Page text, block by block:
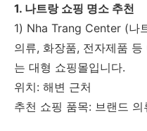
1. 나트랑 쇼핑 명소 추천
1) Nha Trang Center (나
의류, 화장품, 전자제품
는 대형 쇼핑몰입니다.
위치: 해변 근처
추천 쇼핑 품목: 브랜드